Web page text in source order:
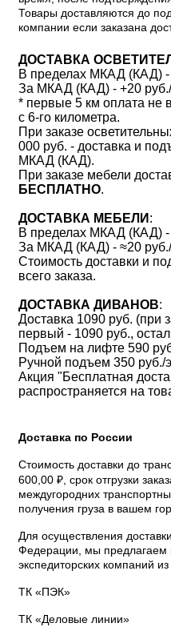
Товары доставляются до
компании если заказана
ДОСТАВКА
В пределах МКАД (КАД) -
За МКАД (КАД) - +20
* первые 5 км оплата не
с 6-го километра.
При заказе
000 руб. - доставка и
МКАД (КАД).
При заказе мебели
БЕСПЛАТНО.
ДОСТАВКА МЕБЕЛИ :
В пределах МКАД (КАД) -
За МКАД (КАД) - ≈20
Стоимость доставки и
всего заказа.
ДОСТАВКА ДИВАНОВ:
Доставка 1090 руб. (при
первый - 1090 руб.,
Подъем на лифте 590
Ручной подъем 350 руб./
Акция "Бесплатная
распространяется на
Доставка по России
Стоимость доставки до
600,00 ₽, срок отгрузки
междугородних
получения груза в вашем
Для осуществления
Федерации, мы предлагаем
экспедиторских компаний
ТК «ПЭК»
ТК «Деловые линии»